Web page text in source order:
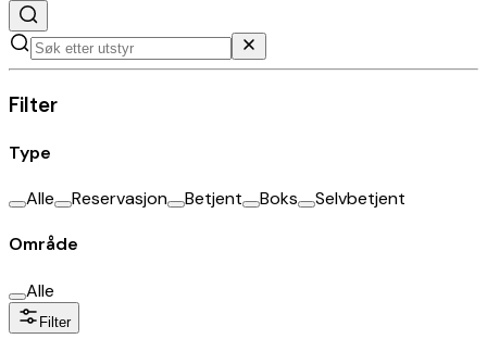
Filter
Type
Alle Reservasjon Betjent Boks Selvbetjent
Område
Alle
Filter